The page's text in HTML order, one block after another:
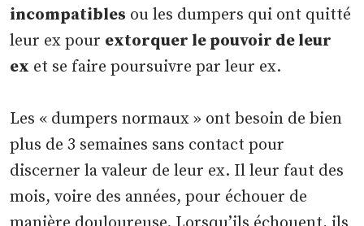
incompatibles ou les dumpers qui ont quitté
leur ex pour extorquer le pouvoir de leur
ex et se faire poursuivre par leur ex.
Les « dumpers normaux » ont besoin de bien
plus de 3 semaines sans contact pour
discerner la valeur de leur ex. Il leur faut des
mois, voire des années, pour échouer de